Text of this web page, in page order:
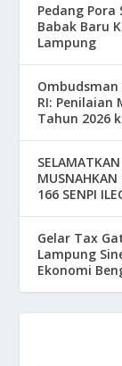
Pedang
Babak Baru
Lampung
Ombudsman
RI: Penilaian
Tahun 2026
MUSNAHKAN
166 SENPI
Gelar Tax
Lampung
Ekonomi